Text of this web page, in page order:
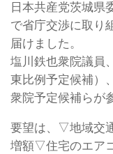
日本共産党茨城県
で省庁交渉に取り
届けました。
塩川鉄也衆院議員
東比例予定候補）
衆院予定候補らが
要望は、▽地域交
増額▽住宅のエア